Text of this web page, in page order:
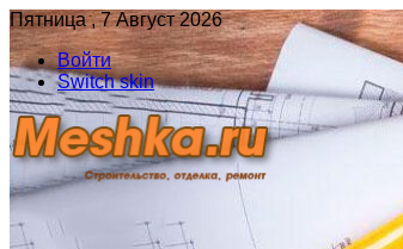
Пятница , 7 Август 2026
Войти
Switch skin